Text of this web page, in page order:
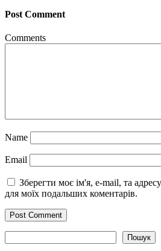
Post Comment
Comments
Name
Email
Зберегти моє ім'я, e-mail, та
для моїх подальших коментарів.
Пошук